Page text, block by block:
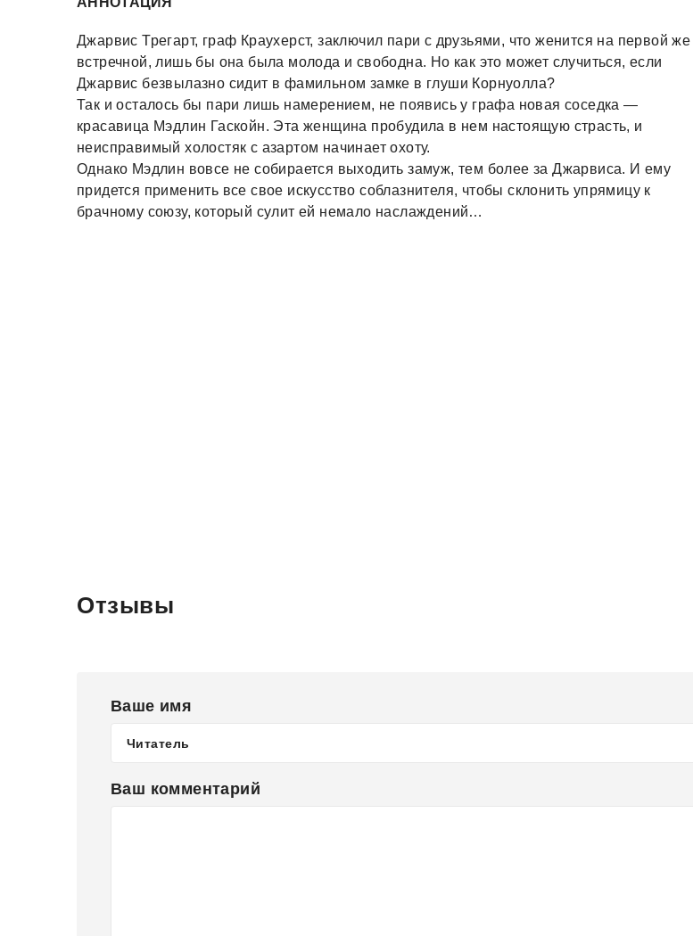
Джарвис Трегарт, граф Краухерст, заключил пари с друзьями, что женится на первой же
встречной, лишь бы она была молода и свободна. Но как это может случиться, если
Джарвис безвылазно сидит в фамильном замке в глуши Корнуолла?
Так и осталось бы пари лишь намерением, не появись у графа новая соседка —
красавица Мэдлин Гаскойн. Эта женщина пробудила в нем настоящую страсть, и
неисправимый холостяк с азартом начинает охоту.
Однако Мэдлин вовсе не собирается выходить замуж, тем более за Джарвиса. И ему
придется применить все свое искусство соблазнителя, чтобы склонить упрямицу к
брачному союзу, который сулит ей немало наслаждений…
Отзывы
Ваше имя
Ваш комментарий